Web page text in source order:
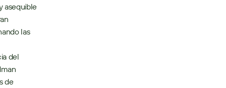
asequible
las
del
de